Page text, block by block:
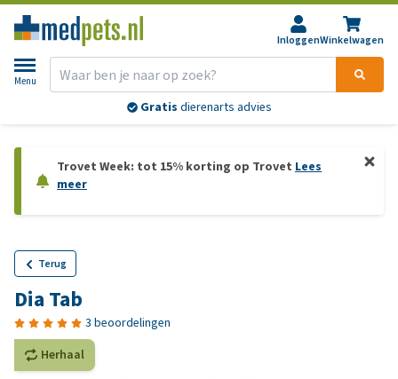
InloggenWinkelwagen
Menu
Gratis dierenarts advies
Trovet Week: tot 15% korting op Trovet Lees
meer
Terug
Dia Tab
3 beoordelingen
Herhaal